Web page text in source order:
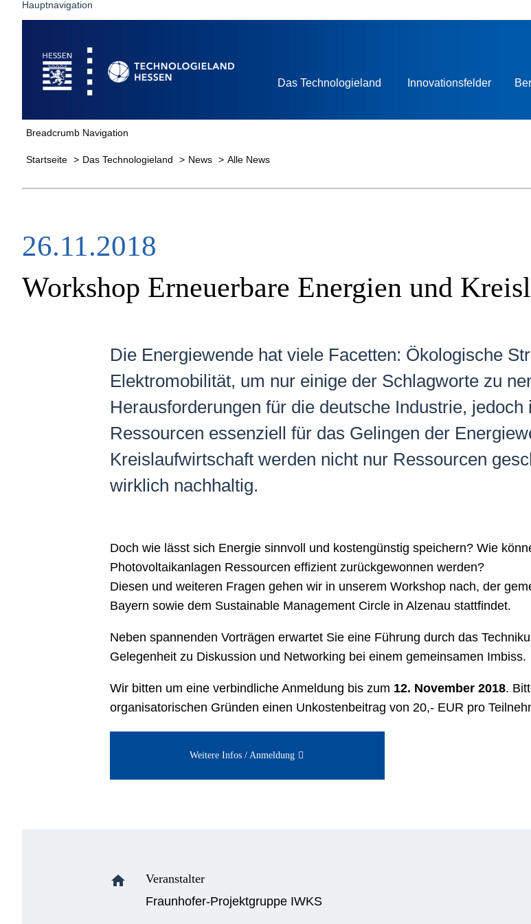
Hauptnavigation
Startseite
Das Technologieland Innovationsfelder
Breadcrumb Navigation
Startseite Das Technologieland News Alle News
26.11.2018
Workshop Erneuerbare Energien und
Die Energiewende hat viele Facetten: Ökologische
Elektromobilität, um nur einige der Schlagworte zu
Herausforderungen für die deutsche Industrie,
Ressourcen essenziell für das Gelingen der
Kreislaufwirtschaft werden nicht nur Ressourcen
wirklich nachhaltig.
Doch wie lässt sich Energie sinnvoll und kostengünstig speichern? Wie
Photovoltaikanlagen Ressourcen effizient zurückgewonnen werden?
Diesen und weiteren Fragen gehen wir in unserem Workshop nach, der
Bayern sowie dem Sustainable Management Circle in Alzenau stattfindet.
Neben spannenden Vorträgen erwartet Sie eine Führung durch das
Gelegenheit zu Diskussion und Networking bei einem gemeinsamen Imbiss.
Wir bitten um eine verbindliche Anmeldung bis zum 12. November 2018.
organisatorischen Gründen einen Unkostenbeitrag von 20,- EUR pro
Weitere Infos / Anmeldung
home
Veranstalter
Fraunhofer-Projektgruppe IWKS